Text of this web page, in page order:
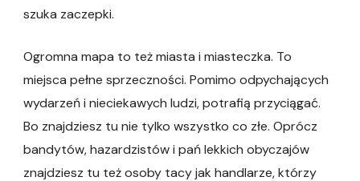
szuka zaczepki.
Ogromna mapa to też miasta i miasteczka. To
miejsca pełne sprzeczności. Pomimo odpychających
wydarzeń i nieciekawych ludzi, potrafią przyciągać.
Bo znajdziesz tu nie tylko wszystko co złe. Oprócz
bandytów, hazardzistów i pań lekkich obyczajów
znajdziesz tu też osoby tacy jak handlarze, którzy